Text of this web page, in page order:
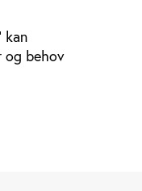
kan
og behov